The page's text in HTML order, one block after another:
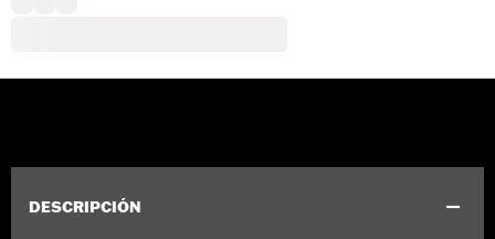
DESCRIPCIÓN